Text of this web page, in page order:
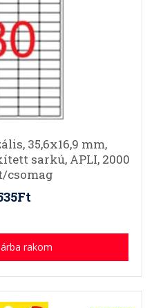
35,6x16,9 mm,
sarkú, APLI, 2000
csomag
rakom